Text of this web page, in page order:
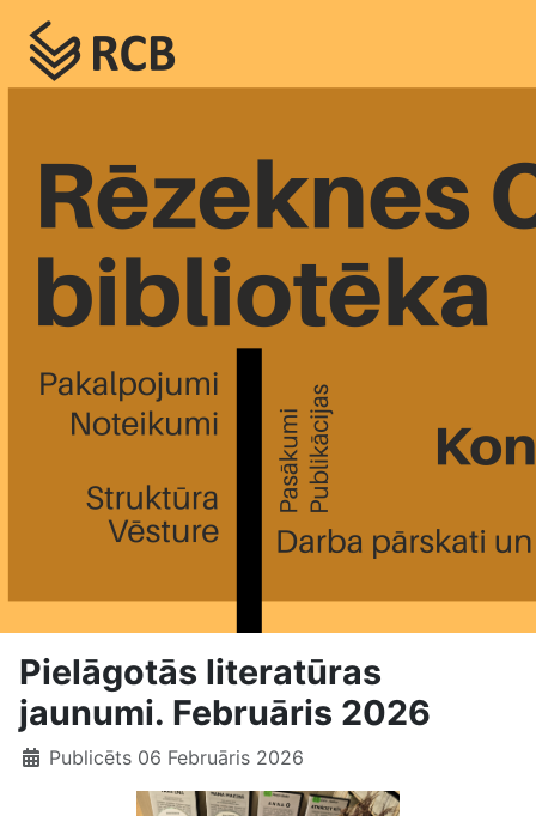
Pielāgotās literatūras
jaunumi. Februāris 2026
Publicēts 06 Februāris 2026